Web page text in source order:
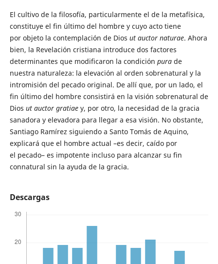
El cultivo de la filosofía, particularmente el de la metafísica,
constituye el fin último del hombre y cuyo acto tiene
por objeto la contemplación de Dios ut auctor naturae. Ahora
bien, la Revelación cristiana introduce dos factores
determinantes que modificaron la condición purade
nuestra naturaleza: la elevación al orden sobrenatural y la
intromisión del pecado original. De allí que, por un lado, el
fin último del hombre consistirá en la visión sobrenatural de
Dios ut auctor gratiaey, por otro, la necesidad de la gracia
sanadora y elevadora para llegar a esa visión. No obstante,
Santiago Ramírez siguiendo a Santo Tomás de Aquino,
explicará que el hombre actual –es decir, caído por
el pecado– es impotente incluso para alcanzar su fin
connatural sin la ayuda de la gracia.
Descargas